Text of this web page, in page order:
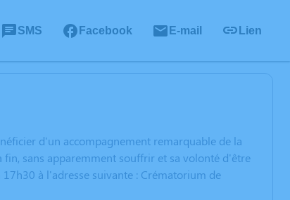
SMS Facebook E-mail Lien
d'un accompagnement remarquable de la
sans apparemment souffrir et sa volonté d'être
à l'adresse suivante : Crématorium de